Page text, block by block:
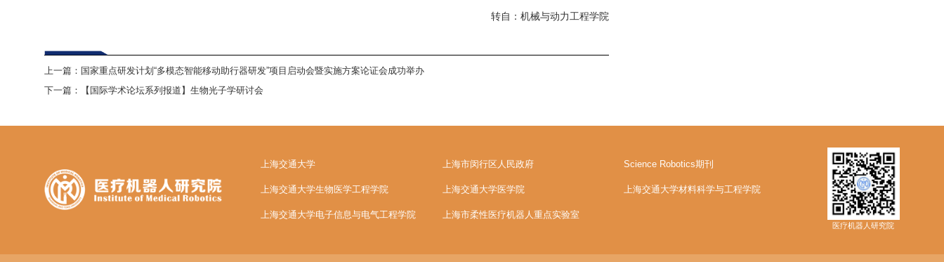
转自：机械与动力工程学院
上一篇： 国家重点研发计划“多模态智能移动助行器研发”项目启动会暨实施方案论证会成功举办
下一篇：
【国际学术论坛系列报道】生物光子学研讨会
上海交通大学 上海市闵行区人民政府 Science Robotics期刊
上海交通大学生物医学工程学院 上海交通大学医学院 上海交通大学材料科学与工程学院
上海交通大学电子信息与电气工程学院 上海市柔性医疗机器人重点实验室
医疗机器人研究院